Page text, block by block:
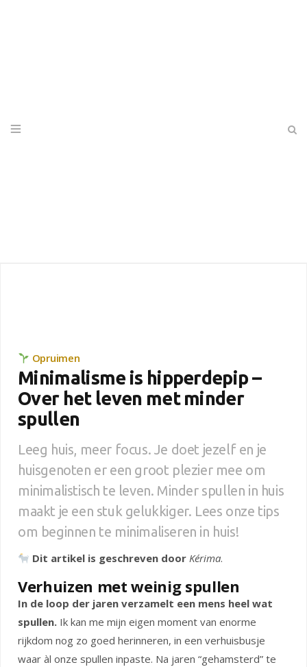
Opruimen
Minimalisme is hipperdepip –
Over het leven met minder
spullen
Leeg huis, meer focus. Je doet jezelf en je
huisgenoten er een groot plezier mee om
minimalistisch te leven. Minder spullen in huis
maakt je een stuk gelukkiger. Lees onze tips
om beginnen te minimaliseren in huis!
Dit artikel is geschreven door Kérima.
Verhuizen met weinig spullen
In de loop der jaren verzamelt een mens heel wat
spullen. Ik kan me mijn eigen moment van enorme
rijkdom nog zo goed herinneren, in een verhuisbusje
waar àl onze spullen inpaste. Na jaren “gehamsterd” te